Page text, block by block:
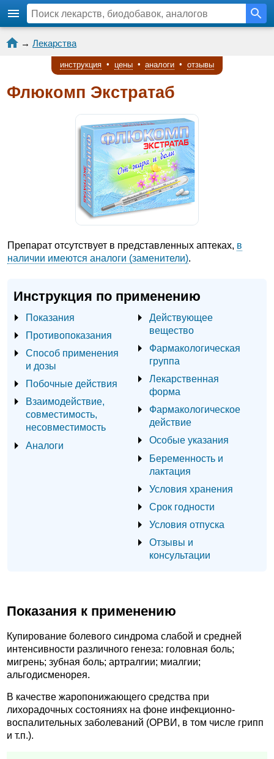
→ Лекарства
инструкция • цены • аналоги • отзывы
Флюкомп Экстратаб
Препарат отсутствует в представленных аптеках, в
наличии имеются аналоги (заменители).
Инструкция по применению
Показания
Противопоказания
Способ применения
и дозы
Побочные действия
Взаимодействие,
совместимость,
несовместимость
Аналоги
Действующее
вещество
Фармакологическая
группа
Лекарственная
форма
Фармакологическое
действие
Особые указания
Беременность и
лактация
Условия хранения
Срок годности
Условия отпуска
Отзывы и
консультации
Показания к применению
Купирование болевого синдрома слабой и средней
интенсивности различного генеза: головная боль;
мигрень; зубная боль; артралгии; миалгии;
альгодисменорея.
В качестве жаропонижающего средства при
лихорадочных состояниях на фоне инфекционно-
воспалительных заболеваний (ОРВИ, в том числе грипп
и т.п.).